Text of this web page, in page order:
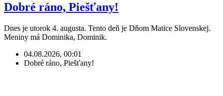
Dobré ráno, Piešťany!
Dnes je utorok 4. augusta. Tento deň je Dňom Matice Slovenskej.
Meniny má Dominika, Dominik.
04.08.2026, 00:01
Dobré ráno, Piešťany!